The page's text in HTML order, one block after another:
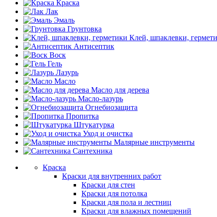
Краска
Лак
Эмаль
Грунтовка
Клей, шпаклевки,
Антисептик
Воск
Гель
Лазурь
Масло
Масло для дерева
Масло-лазурь
Огнебиозащита
Пропитка
Штукатурка
Уход и очистка
Малярные инструменты
Сантехника
Краска
Краски для внутренних работ
Краски для стен
Краски для потолка
Краски для пола и лестниц
Краски для влажных помещений